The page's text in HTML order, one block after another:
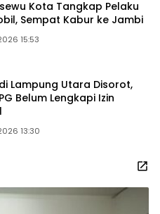
Kota Tangkap Pelaku
Sempat Kabur ke Jambi
15:53
Lampung Utara Disorot,
Belum Lengkapi Izin
13:30